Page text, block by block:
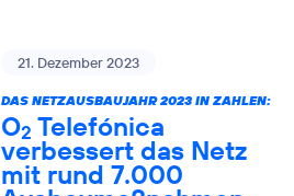
21. Dezember 2023
DAS NETZAUSBAUJAHR 2023 IN ZAHLEN:
O2 Telefónica
verbessert das Netz
mit rund 7.000